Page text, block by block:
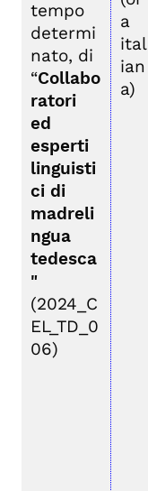
tempo
determi
nato, di
“Collabo
ratori
ed
esperti
linguisti
ci di
madreli
ngua
tedesca
"
(2024_C
EL_TD_0
06)
a
ital
ian
a)